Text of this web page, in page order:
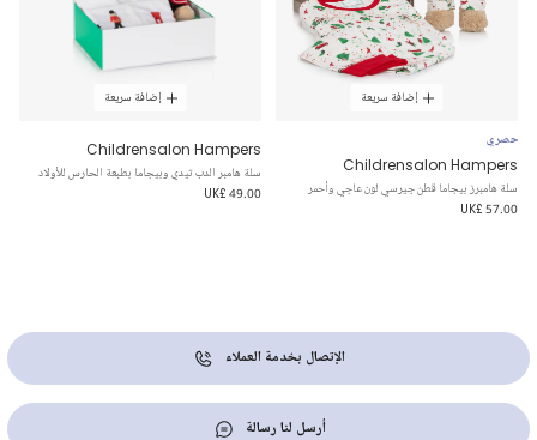
إضافة سريعة
حصري
Childrensalon Hampers
سلة هامبرز بيجاما قطن جيرسي لون عاجي وأحمر
UK£ 57.00
إضافة سريعة
Childrensalon Hampers
سلة هامبر الدب تيدي وبيجاما بطبعة الحارس للأولاد
UK£ 49.00
الإتصال بخدمة العملاء
أرسل لنا رسالة